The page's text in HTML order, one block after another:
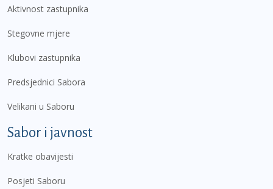
Aktivnost zastupnika
Stegovne mjere
Klubovi zastupnika
Predsjednici Sabora
Velikani u Saboru
Sabor i javnost
Kratke obavijesti
Posjeti Saboru